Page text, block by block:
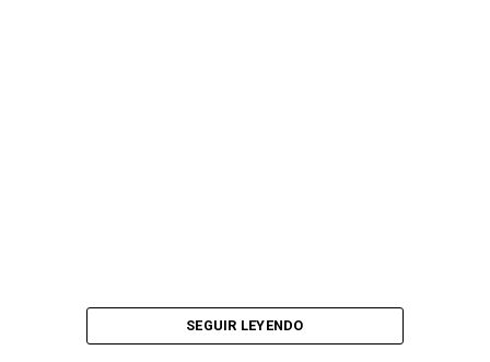
SEGUIR LEYENDO